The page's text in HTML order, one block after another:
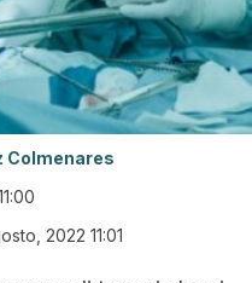
Colmenares
2022 11:01